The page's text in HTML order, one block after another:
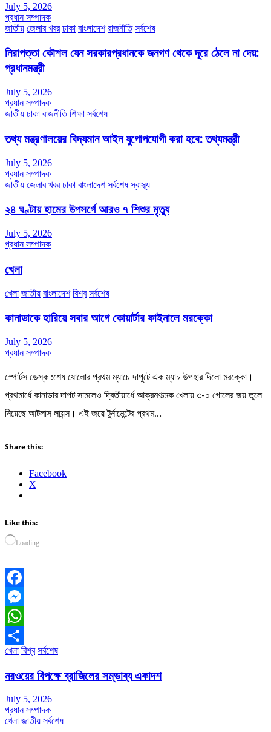
July 5, 2026
প্রধান সম্পাদক
জাতীয় জেলার খবর ঢাকা বাংলাদেশ রাজনীতি সর্বশেষ
নিরাপত্তা কৌশল যেন সরকারপ্রধানকে জনগণ থেকে দূরে ঠেলে না দেয়:
প্রধানমন্ত্রী
July 5, 2026
প্রধান সম্পাদক
জাতীয় ঢাকা রাজনীতি শিক্ষা সর্বশেষ
তথ্য মন্ত্রণালয়ের বিদ্যমান আইন যুগোপযোগী করা হবে: তথ্যমন্ত্রী
July 5, 2026
প্রধান সম্পাদক
জাতীয় জেলার খবর ঢাকা বাংলাদেশ সর্বশেষ স্বাস্থ্য
২৪ ঘণ্টায় হামের উপসর্গে আরও ৭ শিশুর মৃত্যু
July 5, 2026
প্রধান সম্পাদক
খেলা
খেলা জাতীয় বাংলাদেশ বিশ্ব সর্বশেষ
কানাডাকে হারিয়ে সবার আগে কোয়ার্টার ফাইনালে মরক্কো
July 5, 2026
প্রধান সম্পাদক
স্পোর্টস ডেস্ক :শেষ ষোলোর প্রথম ম্যাচে দাপুটে এক ম্যাচ উপহার দিলো মরক্কো।
প্রথমার্ধে কানাডার দাপট সামলেও দ্বিতীয়ার্ধে আক্রমণাত্মক খেলায় ৩-০ গোলের জয় তুলে
নিয়েছে আটলাস লায়ন্স। এই জয়ে টুর্নামেন্টের প্রথম…
Share this:
Facebook
X
Like this:
Loading…
Facebook
Messenger
WhatsApp
Share
খেলা বিশ্ব সর্বশেষ
নরওয়ের বিপক্ষে ব্রাজিলের সম্ভাব্য একাদশ
July 5, 2026
প্রধান সম্পাদক
খেলা জাতীয় সর্বশেষ